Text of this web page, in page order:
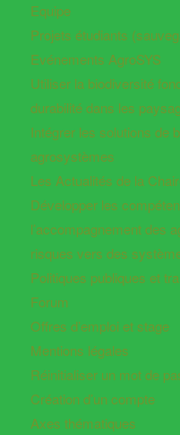
Equipe
Projets étudiants
Evénements AgroSYS
Utiliser la biodiversité
durabilité dans les
Intégrer les solutions de
agrosystèmes
Les Actualités de la
Développer les
l’accompagnement des
risques vers des
Politiques publiques et
Forum
Offres d’emploi et stage
Mentions légales
Réinitialiser un mot de
Création d’un compte
Axes thématiques